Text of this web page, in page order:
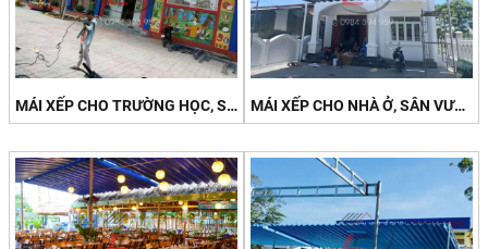
MÁI XẾP CHO TRƯỜNG HỌC, SÂN CHƠI MÁI XẾP CHO NHÀ Ở, SÂN VƯỜN